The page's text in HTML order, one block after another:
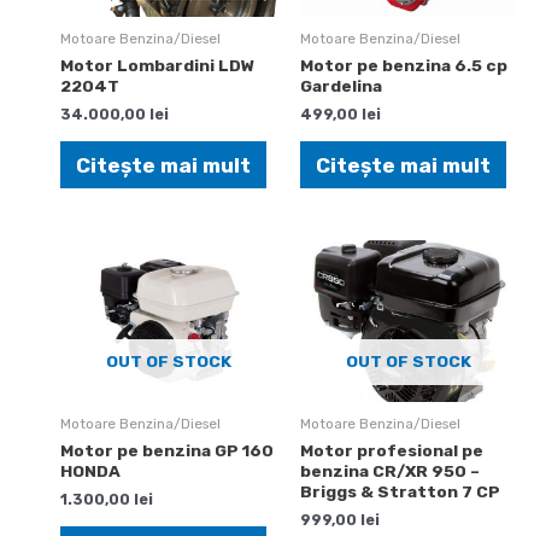
Motoare Benzina/Diesel
Motor Lombardini LDW
2204T
34.000,00 lei
Citește mai mult
Motoare Benzina/Diesel
Motor pe benzina 6.5 cp
Gardelina
499,00 lei
Citește mai mult
OUT OF STOCK
Motoare Benzina/Diesel
Motor pe benzina GP 160
HONDA
1.300,00 lei
OUT OF STOCK
Motoare Benzina/Diesel
Motor profesional pe
benzina CR/XR 950 –
Briggs & Stratton 7 CP
999,00 lei